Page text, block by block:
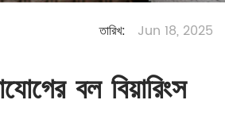
তারিখ: Jun 18, 2025
বল বিয়ারিংস